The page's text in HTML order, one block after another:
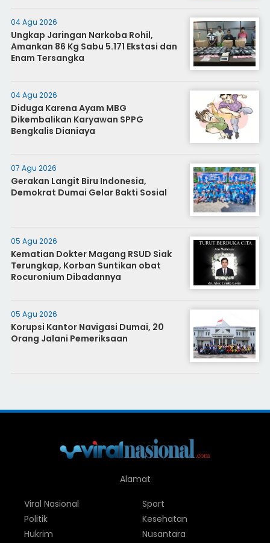
04 Agu 2026
Ungkap Jaringan Narkoba Rohil,
Amankan 86 Kg Sabu 5.171 Ekstasi dan
Enam Tersangka
04 Agu 2026
Diduga Karena Ayam MBG
Dikembalikan Karyawan SPPG
Bengkalis Dianiaya
07 Agu 2026
Gerakan Langit Biru Indonesia,
Demokrat Dumai Gelar Bakti Sosial
05 Agu 2026
Kematian Dokter Magang RSUD Siak
Terungkap, Korban Suntikan obat
Rocuronium Dibadannya
05 Agu 2026
Korupsi Kantor Navigasi Dumai, 20
Orang Jalani Pemeriksaan
Alamat
Viral Nasional
Politik
Hukrim
Sport
Kesehatan
Nusantara